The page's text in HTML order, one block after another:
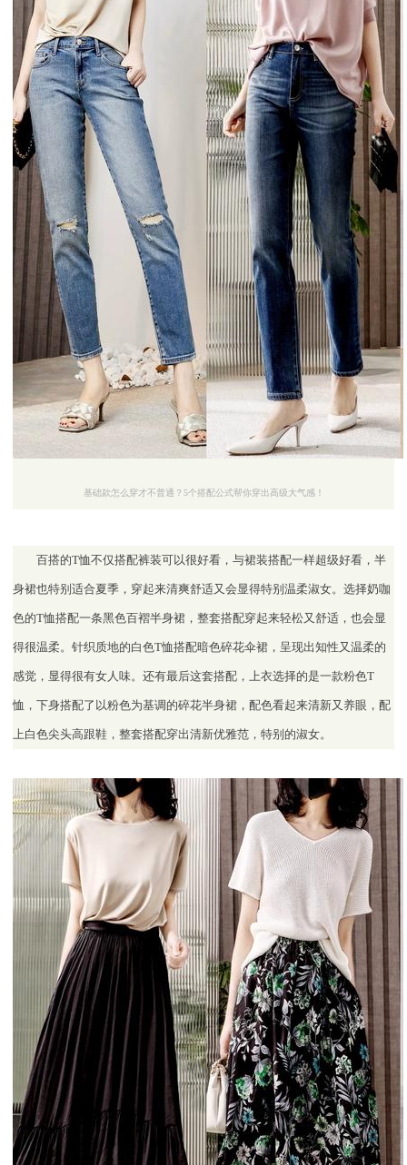
基础款怎么穿才不普通？5个搭配公式帮你穿出高级大气感！
百搭的T恤不仅搭配裤装可以很好看，与裙装搭配一样超级好看，半
身裙也特别适合夏季，穿起来清爽舒适又会显得特别温柔淑女。选择奶咖
色的T恤搭配一条黑色百褶半身裙，整套搭配穿起来轻松又舒适，也会显
得很温柔。针织质地的白色T恤搭配暗色碎花伞裙，呈现出知性又温柔的
感觉，显得很有女人味。还有最后这套搭配，上衣选择的是一款粉色T
恤，下身搭配了以粉色为基调的碎花半身裙，配色看起来清新又养眼，配
上白色尖头高跟鞋，整套搭配穿出清新优雅范，特别的淑女。